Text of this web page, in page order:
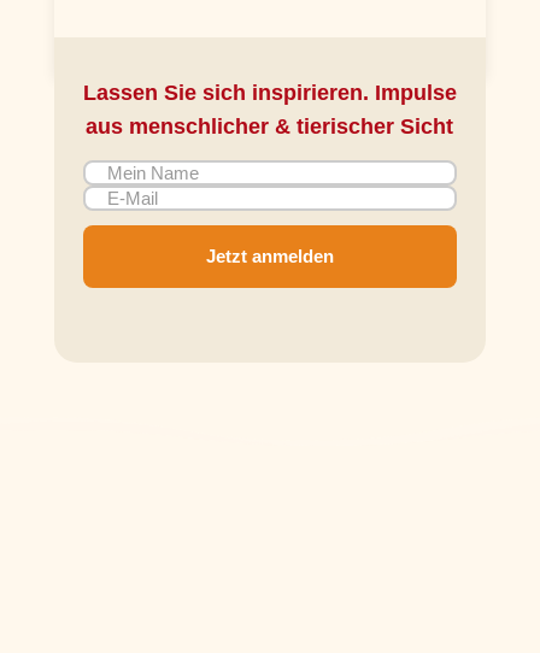
Lassen Sie sich inspirieren. Impulse
aus menschlicher & tierischer Sicht
Jetzt anmelden